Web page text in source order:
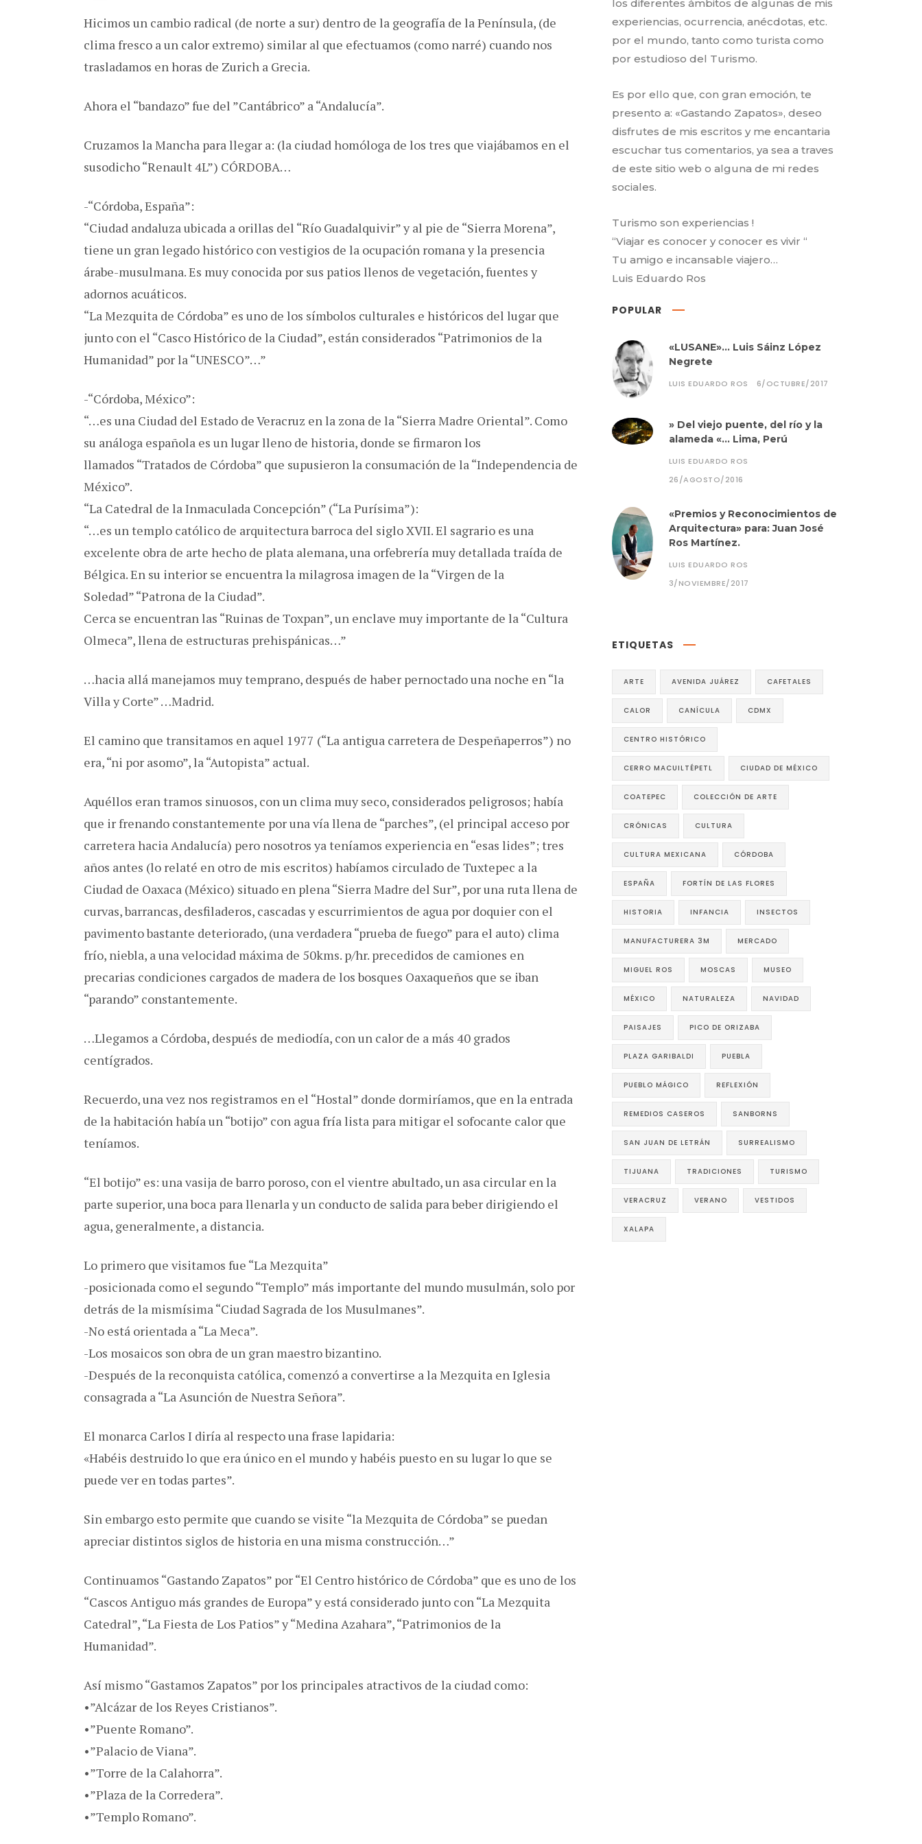
Hicimos un cambio radical (de norte a sur) dentro de la geografía de la Península, (de
clima fresco a un calor extremo) similar al que efectuamos (como narré) cuando nos
trasladamos en horas de Zurich a Grecia.
Ahora el “bandazo” fue del ”Cantábrico” a “Andalucía”.
Cruzamos la Mancha para llegar a: (la ciudad homóloga de los tres que viajábamos en el
susodicho “Renault 4L”) CÓRDOBA…
-“Córdoba, España”:
“Ciudad andaluza ubicada a orillas del “Río Guadalquivir” y al pie de “Sierra Morena”,
tiene un gran legado histórico con vestigios de la ocupación romana y la presencia
árabe-musulmana. Es muy conocida por sus patios llenos de vegetación, fuentes y
adornos acuáticos.
“La Mezquita de Córdoba” es uno de los símbolos culturales e históricos del lugar que
junto con el “Casco Histórico de la Ciudad”, están considerados “Patrimonios de la
Humanidad” por la “UNESCO”…”
-“Córdoba, México”:
“…es una Ciudad del Estado de Veracruz en la zona de la “Sierra Madre Oriental”. Como
su análoga española es un lugar lleno de historia, donde se firmaron los
llamados “Tratados de Córdoba” que supusieron la consumación de la “Independencia de
México”.
“La Catedral de la Inmaculada Concepción” (“La Purísima”):
“…es un templo católico de arquitectura barroca del siglo XVII. El sagrario es una
excelente obra de arte hecho de plata alemana, una orfebrería muy detallada traída de
Bélgica. En su interior se encuentra la milagrosa imagen de la “Virgen de la
Soledad” “Patrona de la Ciudad”.
Cerca se encuentran las “Ruinas de Toxpan”, un enclave muy importante de la “Cultura
Olmeca”, llena de estructuras prehispánicas…”
…hacia allá manejamos muy temprano, después de haber pernoctado una noche en “la
Villa y Corte” …Madrid.
El camino que transitamos en aquel 1977 (“La antigua carretera de Despeñaperros”) no
era, “ni por asomo”, la “Autopista” actual.
Aquéllos eran tramos sinuosos, con un clima muy seco, considerados peligrosos; había
que ir frenando constantemente por una vía llena de “parches”, (el principal acceso por
carretera hacia Andalucía) pero nosotros ya teníamos experiencia en “esas lides”; tres
años antes (lo relaté en otro de mis escritos) habíamos circulado de Tuxtepec a la
Ciudad de Oaxaca (México) situado en plena “Sierra Madre del Sur”, por una ruta llena de
curvas, barrancas, desfiladeros, cascadas y escurrimientos de agua por doquier con el
pavimento bastante deteriorado, (una verdadera “prueba de fuego” para el auto) clima
frío, niebla, a una velocidad máxima de 50kms. p/hr. precedidos de camiones en
precarias condiciones cargados de madera de los bosques Oaxaqueños que se iban
“parando” constantemente.
…Llegamos a Córdoba, después de mediodía, con un calor de a más 40 grados
centígrados.
Recuerdo, una vez nos registramos en el “Hostal” donde dormiríamos, que en la entrada
de la habitación había un “botijo” con agua fría lista para mitigar el sofocante calor que
teníamos.
“El botijo” es: una vasija de barro poroso, con el vientre abultado, un asa circular en la
parte superior, una boca para llenarla y un conducto de salida para beber dirigiendo el
agua, generalmente, a distancia.
Lo primero que visitamos fue “La Mezquita”
-posicionada como el segundo “Templo” más importante del mundo musulmán, solo por
detrás de la mismísima “Ciudad Sagrada de los Musulmanes”.
-No está orientada a “La Meca”.
-Los mosaicos son obra de un gran maestro bizantino.
-Después de la reconquista católica, comenzó a convertirse a la Mezquita en Iglesia
consagrada a “La Asunción de Nuestra Señora”.
El monarca Carlos I diría al respecto una frase lapidaria:
«Habéis destruido lo que era único en el mundo y habéis puesto en su lugar lo que se
puede ver en todas partes”.
Sin embargo esto permite que cuando se visite “la Mezquita de Córdoba” se puedan
apreciar distintos siglos de historia en una misma construcción…”
Continuamos “Gastando Zapatos” por “El Centro histórico de Córdoba” que es uno de los
“Cascos Antiguo más grandes de Europa” y está considerado junto con “La Mezquita
Catedral”, “La Fiesta de Los Patios” y “Medina Azahara”, “Patrimonios de la
Humanidad”.
Así mismo “Gastamos Zapatos” por los principales atractivos de la ciudad como:
•”Alcázar de los Reyes Cristianos”.
•”Puente Romano”.
•”Palacio de Viana”.
•”Torre de la Calahorra”.
•”Plaza de la Corredera”.
•”Templo Romano”.
los diferentes ámbitos de algunas de mis
experiencias, ocurrencia, anécdotas, etc.
por el mundo, tanto como turista como
por estudioso del Turismo.
Es por ello que, con gran emoción, te
presento a: «Gastando Zapatos», deseo
disfrutes de mis escritos y me encantaria
escuchar tus comentarios, ya sea a traves
de este sitio web o alguna de mi redes
sociales.
Turismo son experiencias !
“Viajar es conocer y conocer es vivir “
Tu amigo e incansable viajero…
Luis Eduardo Ros
POPULAR
«LUSANE»… Luis Sáinz López
Negrete
LUIS EDUARDO ROS 6/OCTUBRE/2017
» Del viejo puente, del río y la
alameda «… Lima, Perú
LUIS EDUARDO ROS
26/AGOSTO/2016
«Premios y Reconocimientos de
Arquitectura» para: Juan José
Ros Martínez.
LUIS EDUARDO ROS
3/NOVIEMBRE/2017
ETIQUETAS
ARTE AVENIDA JUÁREZ CAFETALES
CALOR CANÍCULA CDMX
CENTRO HISTÓRICO
CERRO MACUILTÉPETL CIUDAD DE MÉXICO
COATEPEC COLECCIÓN DE ARTE
CRÓNICAS CULTURA
CULTURA MEXICANA CÓRDOBA
ESPAÑA FORTÍN DE LAS FLORES
HISTORIA INFANCIA INSECTOS
MANUFACTURERA 3M MERCADO
MIGUEL ROS MOSCAS MUSEO
MÉXICO NATURALEZA NAVIDAD
PAISAJES PICO DE ORIZABA
PLAZA GARIBALDI PUEBLA
PUEBLO MÁGICO REFLEXIÓN
REMEDIOS CASEROS SANBORNS
SAN JUAN DE LETRÁN SURREALISMO
TIJUANA TRADICIONES TURISMO
VERACRUZ VERANO VESTIDOS
XALAPA